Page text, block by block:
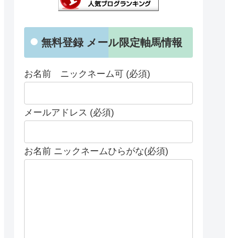
無料登録 メール限定軸馬情報
お名前 ニックネーム可 (必須)
メールアドレス (必須)
お名前 ニックネームひらがな(必須)